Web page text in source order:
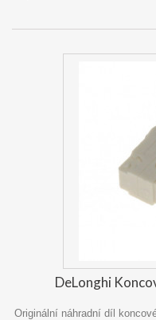
DeLonghi
Originální náhradní díl